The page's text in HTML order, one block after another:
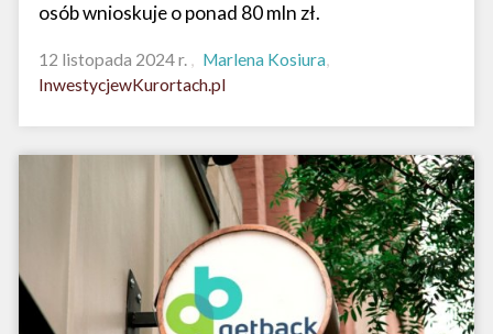
osób wnioskuje o ponad 80 mln zł.
12 listopada 2024 r.
Marlena Kosiura
InwestycjewKurortach.pl